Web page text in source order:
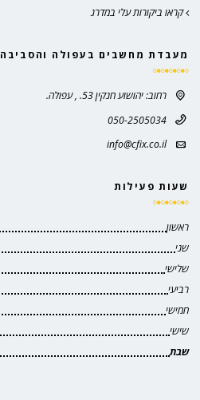
קראו ביקורות עלי במדרג
מעבדת מחשבים בעפולה והסביבה
רחוב: יהושוע חנקין 53. , עפולה.
050-2505034
info@cfix.co.il
שעות פעילות
ראשון
שני
שלישי
רביעי
חמישי
שישי
שבת